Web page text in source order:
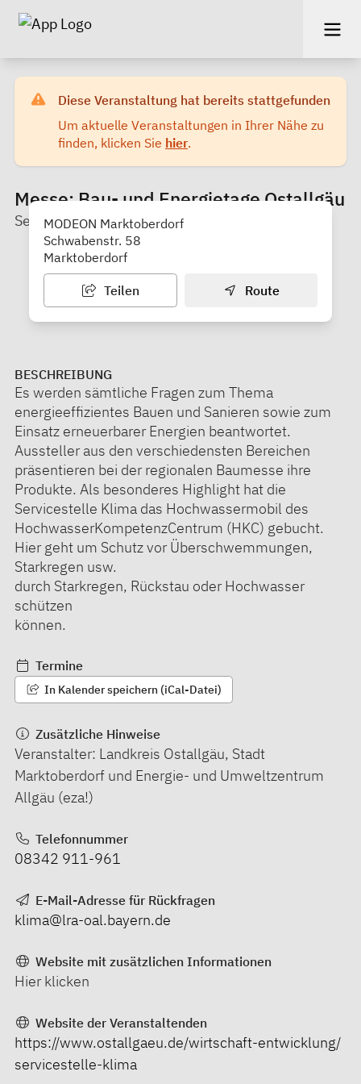
Diese Veranstaltung hat bereits stattgefunden
Um aktuelle Veranstaltungen in Ihrer Nähe zu
finden, klicken Sie hier.
Messe: Bau- und Energietage Ostallgäu
Servicestelle Klima - Landratsamt Ostallgäu
MODEON Marktoberdorf
Schwabenstr. 58
Marktoberdorf
Teilen Route
BESCHREIBUNG
Es werden sämtliche Fragen zum Thema
energieeffizientes Bauen und Sanieren sowie zum
Einsatz erneuerbarer Energien beantwortet.
Aussteller aus den verschiedensten Bereichen
präsentieren bei der regionalen Baumesse ihre
Produkte. Als besonderes Highlight hat die
Servicestelle Klima das Hochwassermobil des
HochwasserKompetenzCentrum (HKC) gebucht.
Hier geht um Schutz vor Überschwemmungen,
Starkregen usw.
durch Starkregen, Rückstau oder Hochwasser
schützen
können.
Termine
In Kalender speichern (iCal-Datei)
Zusätzliche Hinweise
Veranstalter: Landkreis Ostallgäu, Stadt
Marktoberdorf und Energie- und Umweltzentrum
Allgäu (eza!)
Telefonnummer
08342 911-961
E-Mail-Adresse für Rückfragen
klima@lra-oal.bayern.de
Website mit zusätzlichen Informationen
Hier klicken
Website der Veranstaltenden
https://www.ostallgaeu.de/wirtschaft-entwicklung/
servicestelle-klima